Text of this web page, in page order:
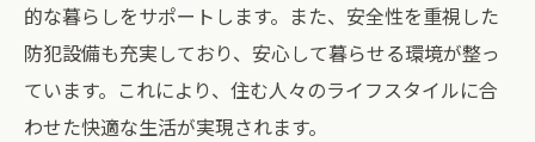
安心の品質保証とメンテナンス
住み心地を実感できる快適設備
的な暮らしをサポートします。また、安全性を重視した
防犯設備も充実しており、安心して暮らせる環境が整っ
ています。これにより、住む人々のライフスタイルに合
わせた快適な生活が実現されます。